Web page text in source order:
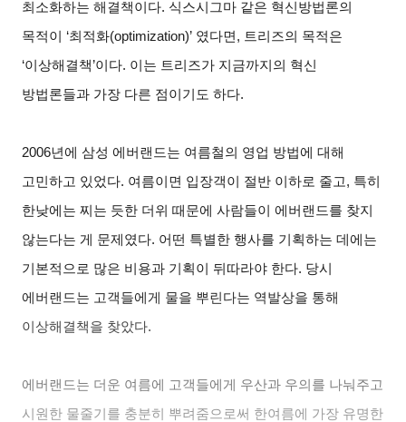
최소화하는 해결책이다. 식스시그마 같은 혁신방법론의
목적이 ‘최적화(optimization)’ 였다면, 트리즈의 목적은
‘이상해결책’이다. 이는 트리즈가 지금까지의 혁신
방법론들과 가장 다른 점이기도 하다.
2006년에 삼성 에버랜드는 여름철의 영업 방법에 대해
고민하고 있었다. 여름이면 입장객이 절반 이하로 줄고, 특히
한낮에는 찌는 듯한 더위 때문에 사람들이 에버랜드를 찾지
않는다는 게 문제였다. 어떤 특별한 행사를 기획하는 데에는
기본적으로 많은 비용과 기획이 뒤따라야 한다. 당시
에버랜드는 고객들에게 물을 뿌린다는 역발상을 통해
이상해결책을 찾았다.
에버랜드는 더운 여름에 고객들에게 우산과 우의를 나눠주고
시원한 물줄기를 충분히 뿌려줌으로써 한여름에 가장 유명한